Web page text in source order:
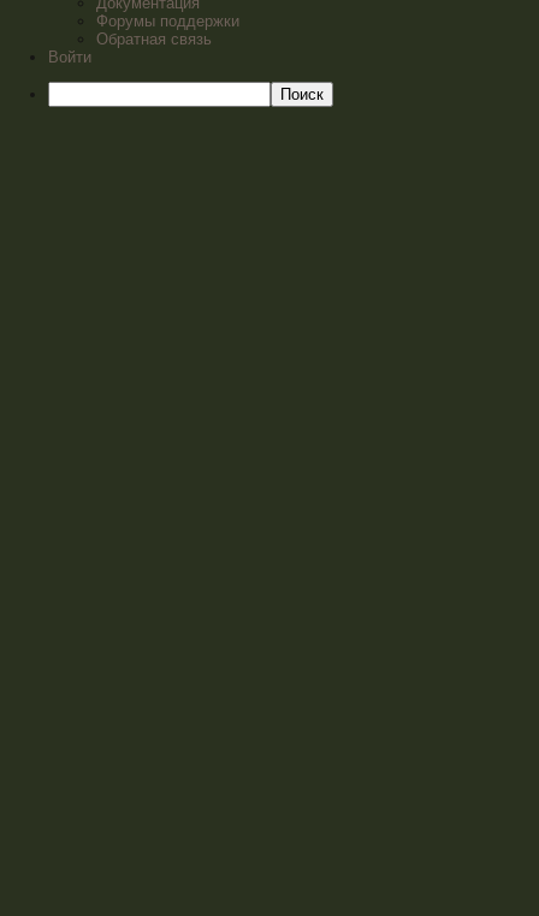
Форумы поддержки
Обратная связь
Войти